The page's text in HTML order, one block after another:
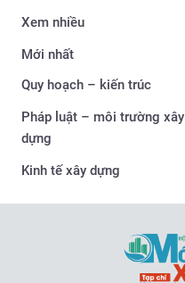
Xem nhiều
Mới nhất
Quy hoạch – kiến trúc
Pháp luật – môi trường xây
dựng
Kinh tế xây dựng